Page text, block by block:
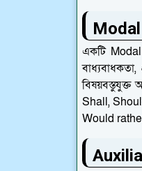
একটি Modal
Shall,
Would